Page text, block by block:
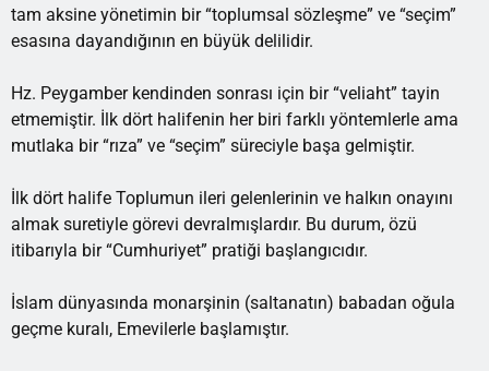
tam aksine yönetimin bir “toplumsal sözleşme” ve “seçim”
esasına dayandığının en büyük delilidir.
Hz. Peygamber kendinden sonrası için bir “veliaht” tayin
etmemiştir. İlk dört halifenin her biri farklı yöntemlerle ama
mutlaka bir “rıza” ve “seçim” süreciyle başa gelmiştir.
İlk dört halife Toplumun ileri gelenlerinin ve halkın onayını
almak suretiyle görevi devralmışlardır. Bu durum, özü
itibarıyla bir “Cumhuriyet” pratiği başlangıcıdır.
İslam dünyasında monarşinin (saltanatın) babadan oğula
geçme kuralı, Emevilerle başlamıştır.